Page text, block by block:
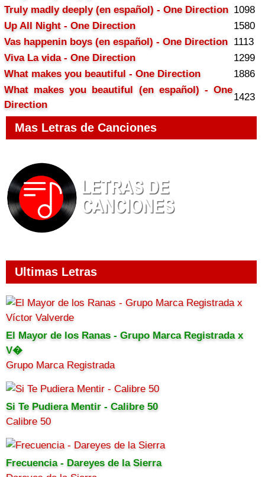
Truly madly deeply (en español) - One Direction 1098
Up All Night - One Direction
1580
Vas happenin boys (en español) - One Direction 1113
Viva La vida - One Direction
1299
What makes you beautiful - One Direction
1886
What makes you beautiful (en español) - One
Direction
1423
Mas Letras de Canciones
Ultimas Letras
El Mayor de los Ranas - Grupo Marca Registrada x
V�
Grupo Marca Registrada
Si Te Pudiera Mentir - Calibre 50
Calibre 50
Frecuencia - Dareyes de la Sierra